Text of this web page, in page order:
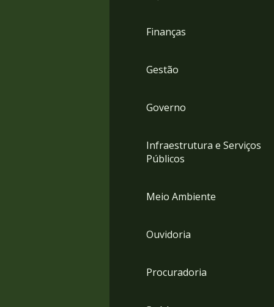
Finanças
Gestão
Governo
Infraestrutura e Serviços
Públicos
Meio Ambiente
Ouvidoria
Procuradoria